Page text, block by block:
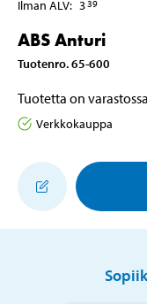
Ilman ALV: 339
ABS Anturi
Tuotenro.65-600
Tuotetta on varastossa
Verkkokauppa